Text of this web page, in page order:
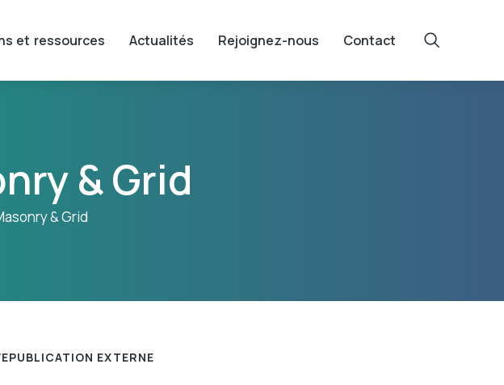
et ressources Actualités Rejoignez-nous Contact
& Grid
& Grid
PUBLICATION EXTERNE